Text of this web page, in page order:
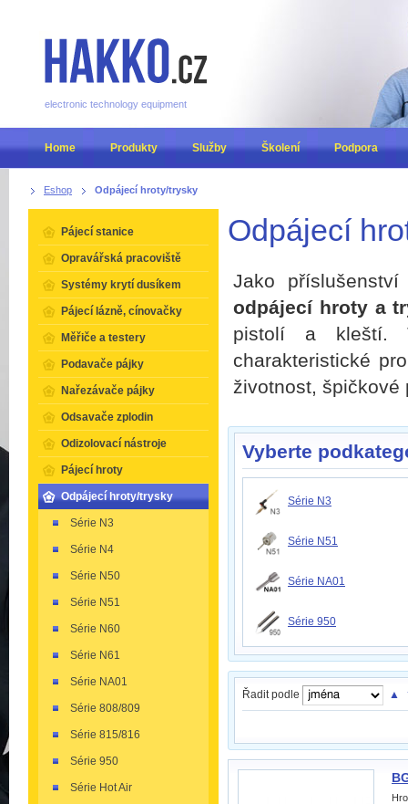
Eshop Odpájecí hroty/trysky
Odpájecí
Jako
odpájecí hroty a
pistolí a kleští.
charakteristické
životnost, špičkové
Vyberte
Série N3
Série N51
Série NA01
Série 950
Řadit podle ▲
Pájecí stanice
Opravářská pracoviště
Systémy krytí dusíkem
Pájecí lázně, cínovačky
Měřiče a testery
Podavače pájky
Nařezávače pájky
Odsavače zplodin
Odizolovací nástroje
Pájecí hroty
Odpájecí hroty/trysky
Série N3
Série N4
Série N50
Série N51
Série N60
Série N61
Série NA01
Série 808/809
Série 815/816
Série 950
Série Hot Air
electronic technology equipment
Home Produkty Služby Školení Podpora